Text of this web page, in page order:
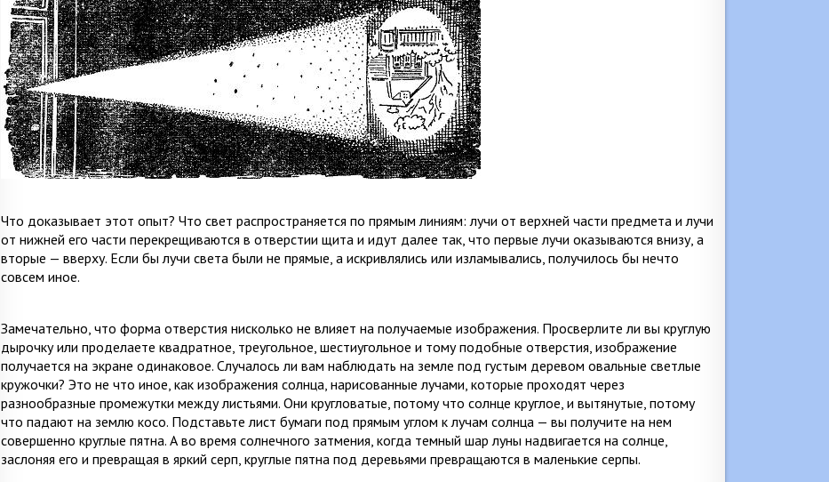
Что доказывает этот опыт? Что свет распространяется по прямым линиям: лучи от верхней части предмета и лучи
от нижней его части перекрещиваются в отверстии щита и идут далее так, что первые лучи оказываются внизу, а
вторые — вверху. Если бы лучи света были не прямые, а искривлялись или изламывались, получилось бы нечто
совсем иное.
Замечательно, что форма отверстия нисколько не влияет на получаемые изображения. Просверлите ли вы круглую
дырочку или проделаете квадратное, треугольное, шестиугольное и тому подобные отверстия, изображение
получается на экране одинаковое. Случалось ли вам наблюдать на земле под густым деревом овальные светлые
кружочки? Это не что иное, как изображения солнца, нарисованные лучами, которые проходят через
разнообразные промежутки между листьями. Они кругловатые, потому что солнце круглое, и вытянутые, потому
что падают на землю косо. Подставьте лист бумаги под прямым углом к лучам солнца — вы получите на нем
совершенно круглые пятна. А во время солнечного затмения, когда темный шар луны надвигается на солнце,
заслоняя его и превращая в яркий серп, круглые пятна под деревьями превращаются в маленькие серпы.